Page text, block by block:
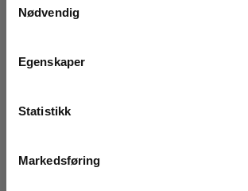
Nødvendig
Egenskaper
Statistikk
Markedsføring